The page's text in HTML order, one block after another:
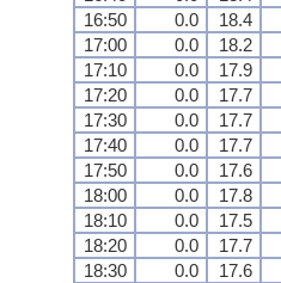
16:50
0.0 18.4
17:00
0.0 18.2
17:10
0.0 17.9
17:20
0.0 17.7
17:30
0.0 17.7
17:40
0.0 17.7
17:50
0.0 17.6
18:00
0.0 17.8
18:10
0.0 17.5
18:20
0.0 17.7
18:30
0.0 17.6